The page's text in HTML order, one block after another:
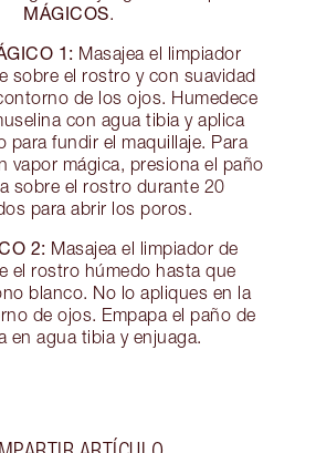
MÁGICOS.
1: Masajea el limpiador
sobre el rostro y con suavidad
de los ojos. Humedece
con agua tibia y aplica
para fundir el maquillaje. Para
vapor mágica, presiona el paño
sobre el rostro durante 20
para abrir los poros.
2: Masajea el limpiador de
el rostro húmedo hasta que
blanco. No lo apliques en la
de ojos. Empapa el paño de
en agua tibia y enjuaga.